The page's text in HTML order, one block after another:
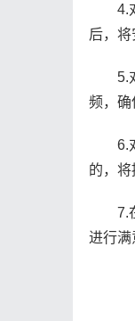
4.对
后，将
5.对
频，确
6.对
的，将
7.在
进行满